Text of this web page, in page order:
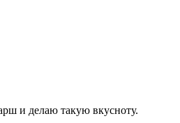
и делаю такую вкусноту.